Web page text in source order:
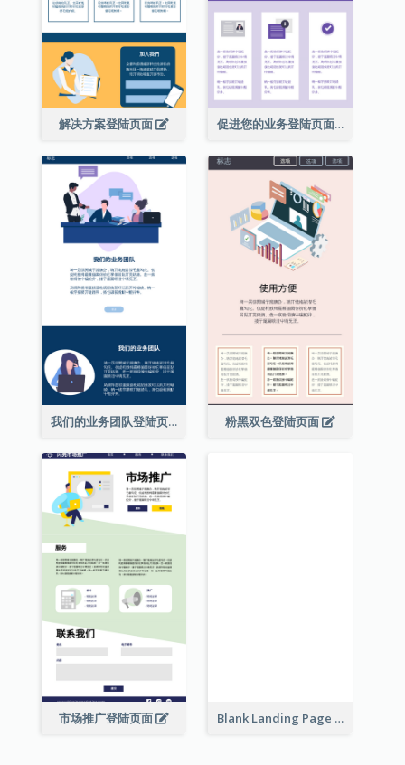
解决方案登陆页面 促进您的业务登陆页面
我们的业务团队登陆页面 粉黑双色登陆页面
市场推广登陆页面 Blank Landing Page